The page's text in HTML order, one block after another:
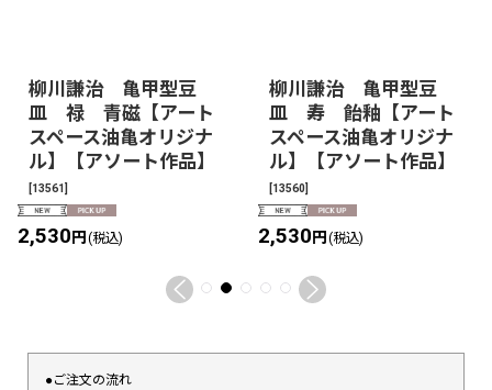
柳川謙治 亀甲型豆
皿 禄 青磁【アート
スペース油亀オリジナ
ル】【アソート作品】
[13561]
2,530円 (税込)
柳川謙治 亀甲型豆
皿 寿 飴釉【アート
スペース油亀オリジナ
ル】【アソート作品】
[13560]
2,530円 (税込)
●ご注文の流れ